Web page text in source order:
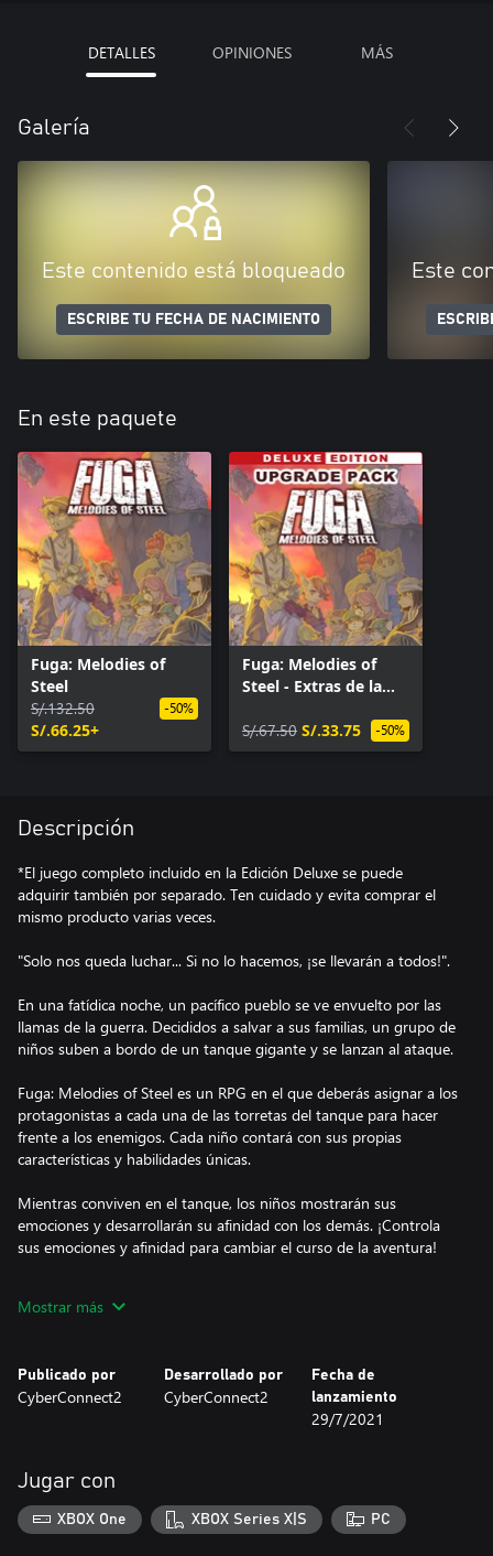
DETALLES OPINIONES MÁS
Galería
Este contenido está bloqueado
ESCRIBE TU FECHA DE NACIMIENTO
Este
En este paquete
Fuga: Melodies of
Steel
S/.132.50
S/.66.25+
-50%
Fuga: Melodies of
Steel - Extras de la
S/.67.50 S/.33.75 -50%
Descripción
*El juego completo incluido en la Edición Deluxe se puede
adquirir también por separado. Ten cuidado y evita comprar el
mismo producto varias veces.
"Solo nos queda luchar... Si no lo hacemos, ¡se llevarán a todos!".
En una fatídica noche, un pacífico pueblo se ve envuelto por las
llamas de la guerra. Decididos a salvar a sus familias, un grupo de
niños suben a bordo de un tanque gigante y se lanzan al ataque.
Fuga: Melodies of Steel es un RPG en el que deberás asignar a los
protagonistas a cada una de las torretas del tanque para hacer
frente a los enemigos. Cada niño contará con sus propias
características y habilidades únicas.
Mientras conviven en el tanque, los niños mostrarán sus
emociones y desarrollarán su afinidad con los demás. ¡Controla
sus emociones y afinidad para cambiar el curso de la aventura!
El Taranis, el tanque gigante que da cobijo a los niños, encierra
en momentos de crisis.
¿O prefieres otras alternativas?
En este RPG deberás tomar muchas decisiones para poder seguir
progresando, aunque la elección más segura podría no ser
siempre la más adecuada...
Mostrar más
Publicado por
CyberConnect2
Desarrollado por
CyberConnect2
Fecha de
lanzamiento
29/7/2021
Jugar con
XBOX One XBOX Series X|S PC